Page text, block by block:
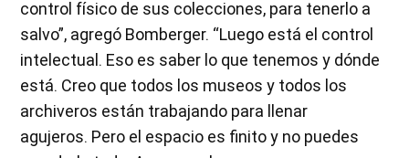
control físico de sus colecciones, para tenerlo a
salvo”, agregó Bomberger. “Luego está el control
intelectual. Eso es saber lo que tenemos y dónde
está. Creo que todos los museos y todos los
archiveros están trabajando para llenar
agujeros. Pero el espacio es finito y no puedes